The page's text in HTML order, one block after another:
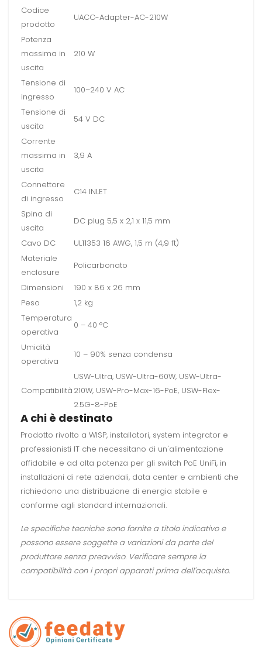
Codice
prodotto
UACC-Adapter-AC-210W
Potenza
massima in
uscita
210 W
Tensione di
ingresso
100–240 V AC
Tensione di
uscita
54 V DC
Corrente
massima in
uscita
3,9 A
Connettore
di ingresso
C14 INLET
Spina di
uscita
DC plug 5,5 x 2,1 x 11,5 mm
Cavo DC
UL11353 16 AWG, 1,5 m (4,9 ft)
Materiale
enclosure
Policarbonato
Dimensioni
190 x 86 x 26 mm
Peso
1,2 kg
Temperatura
operativa
0 – 40 °C
Umidità
operativa
10 – 90% senza condensa
Compatibilità
USW-Ultra, USW-Ultra-60W, USW-Ultra-
210W, USW-Pro-Max-16-PoE, USW-Flex-
2.5G-8-PoE
A chi è destinato
Prodotto rivolto a WISP, installatori, system integrator e
professionisti IT che necessitano di un'alimentazione
affidabile e ad alta potenza per gli switch PoE UniFi, in
installazioni di rete aziendali, data center e ambienti che
richiedono una distribuzione di energia stabile e
conforme agli standard internazionali.
Le specifiche tecniche sono fornite a titolo indicativo e
possono essere soggette a variazioni da parte del
produttore senza preavviso. Verificare sempre la
compatibilità con i propri apparati prima dell'acquisto.